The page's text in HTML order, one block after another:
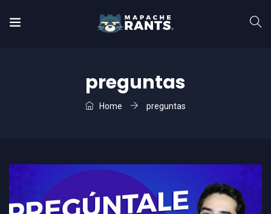
preguntas
Home preguntas